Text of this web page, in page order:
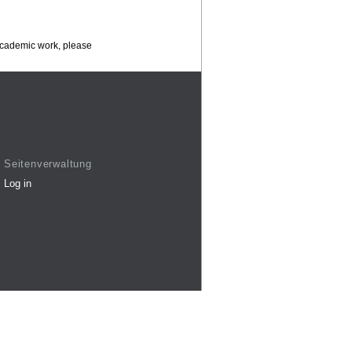
work, please
Seitenverwaltung
Log in